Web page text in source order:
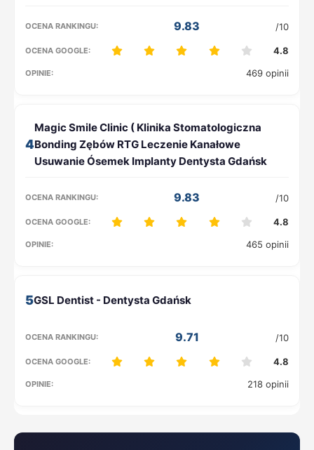
9.83 /10
4.8
469 opinii
4
9.83 /10
4.8
465 opinii
5
9.71 /10
4.8
218 opinii